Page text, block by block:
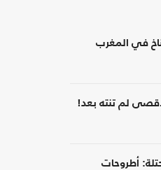
في المغرب
لم تنته بعد!
أطروحات